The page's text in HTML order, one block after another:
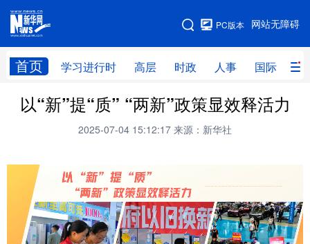
网站无障碍
PC版本
首页 学习进行时 高层 时政 人事 国际 财
网站地图
学习进行时 高层 时政 人事
财经 网评
科创 量子
文化 书画 健康 军事
以“新”提“质” “两新”政策显效释活力
2025-07-04 15:12:17 来源：新华社